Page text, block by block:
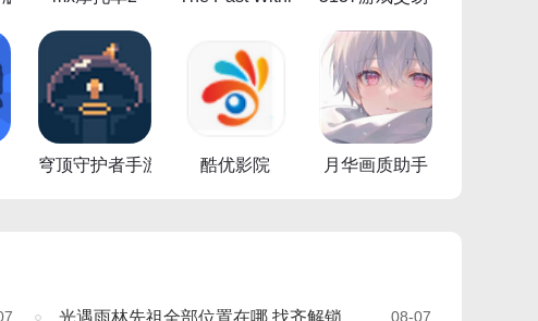
穹顶守护者手游 酷优影院 月华画质助手
08-07